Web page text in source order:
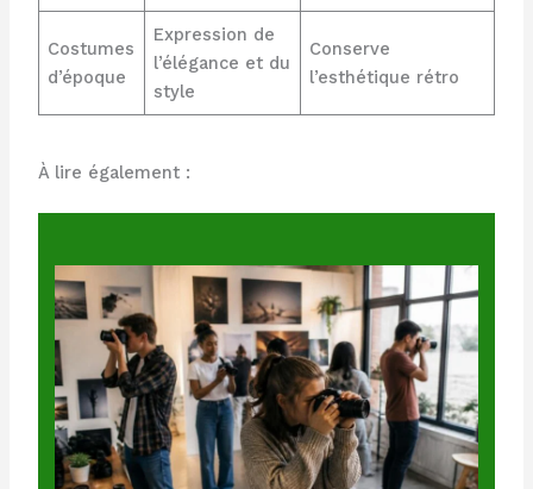
Costumes
d’époque
Expression de
l’élégance et du
style
Conserve
l’esthétique rétro
À lire également :